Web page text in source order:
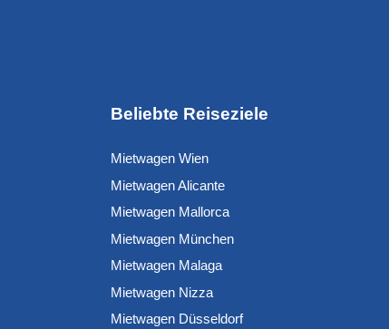
Beliebte Reiseziele
Mietwagen Wien
Mietwagen Alicante
Mietwagen Mallorca
Mietwagen München
Mietwagen Malaga
Mietwagen Nizza
Mietwagen Düsseldorf